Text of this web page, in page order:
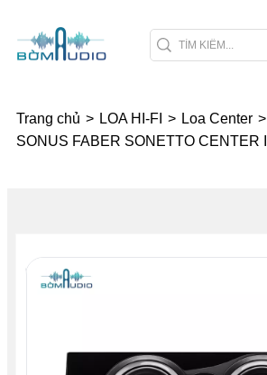
Trang chủ > LOA HI-FI > Loa Center >
SONUS FABER SONETTO CENTER I